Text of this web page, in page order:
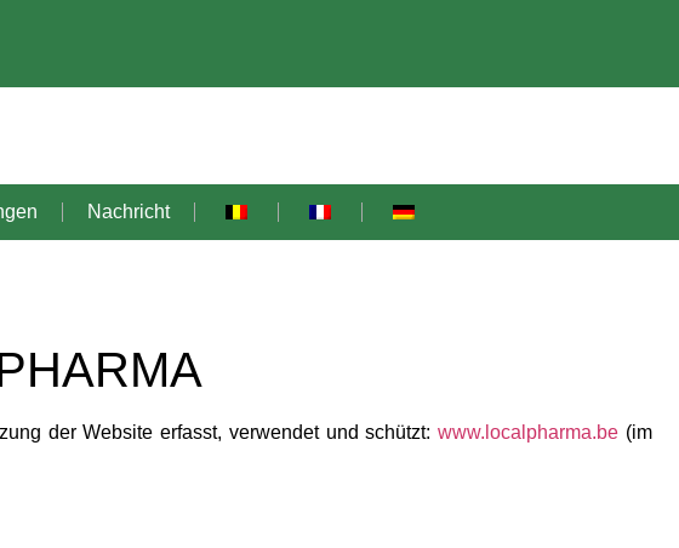
Nachricht
der Website erfasst, verwendet und schützt:www.localpharma.be (im